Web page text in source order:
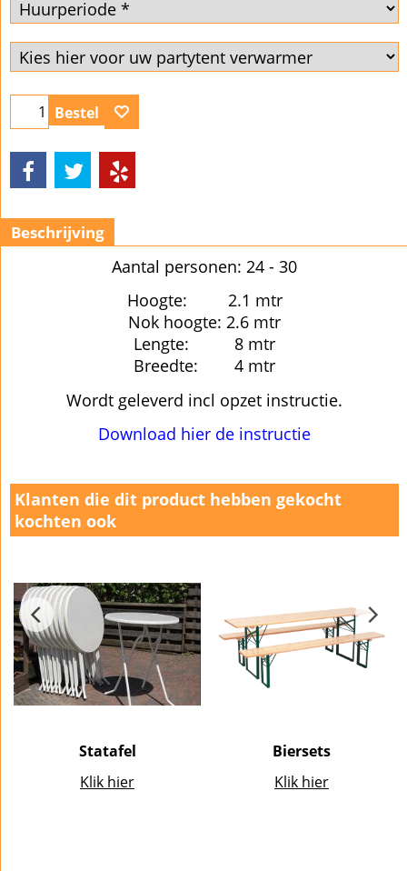
Bestel
Beschrijving
Aantal personen: 24 - 30
Hoogte: 2.1 mtr
Nok hoogte: 2.6 mtr
Lengte: 8 mtr
Breedte: 4 mtr
Wordt geleverd incl opzet instructie.
Download hier de instructie
Klanten die dit product hebben gekocht
kochten ook
Statafel
Klik hier
Biersets
Klik hier